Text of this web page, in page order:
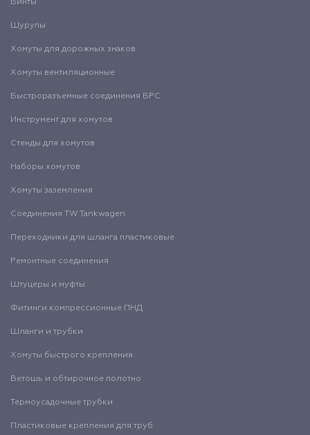
Винты
Шурупы
Хомуты для дорожных знаков
Хомуты вентиляционные
Быстроразъемные соединения БРС
Инструмент для хомутов
Стенды для хомутов
Наборы хомутов
Хомуты заземления
Соединения TW Tankwagen
Переходники для шланга пластиковые
Ремонтные соединения
Штуцеры и муфты
Фитинги компрессионные ПНД
Шланги и трубки
Хомуты быстрого крепления
Ветошь и обтирочное полотно
Термоусадочные трубки
Пластиковые крепления для труб